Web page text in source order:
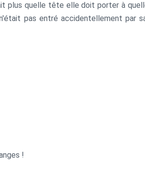
plus quelle tête elle doit porter à
pas entré accidentellement par
!